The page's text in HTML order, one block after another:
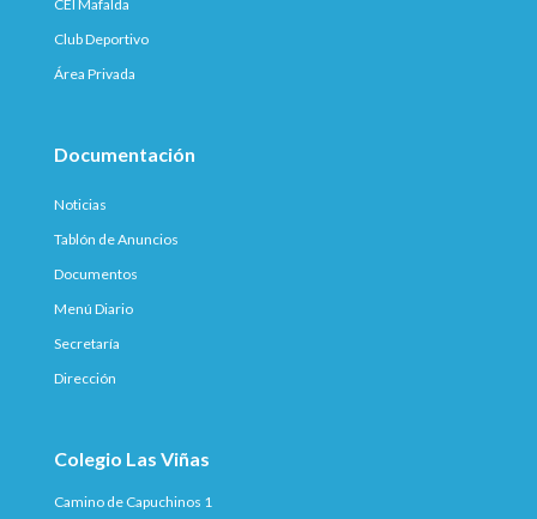
CEI Mafalda
Club Deportivo
Área Privada
Documentación
Noticias
Tablón de Anuncios
Documentos
Menú Diario
Secretaría
Dirección
Colegio Las Viñas
Camino de Capuchinos 1